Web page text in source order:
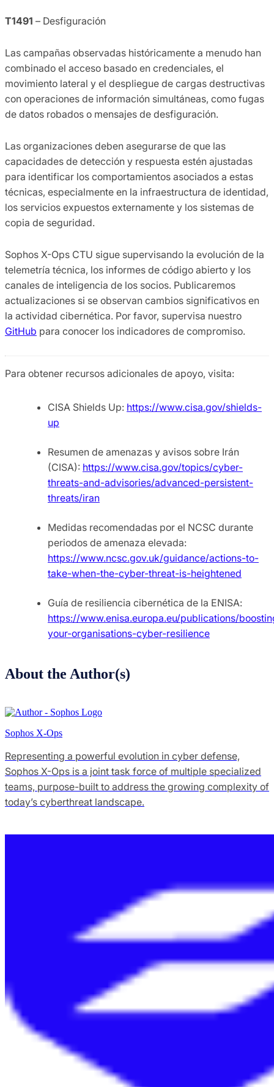
T1491 – Desfiguración
Las campañas observadas históricamente a menudo han
combinado el acceso basado en credenciales, el
movimiento lateral y el despliegue de cargas destructivas
con operaciones de información simultáneas, como fugas
de datos robados o mensajes de desfiguración.
Las organizaciones deben asegurarse de que las
capacidades de detección y respuesta estén ajustadas
para identificar los comportamientos asociados a estas
técnicas, especialmente en la infraestructura de identidad,
los servicios expuestos externamente y los sistemas de
copia de seguridad.
Sophos X-Ops CTU sigue supervisando la evolución de la
telemetría técnica, los informes de código abierto y los
canales de inteligencia de los socios. Publicaremos
actualizaciones si se observan cambios significativos en
la actividad cibernética. Por favor, supervisa nuestro
GitHub para conocer los indicadores de compromiso.
Para obtener recursos adicionales de apoyo, visita:
CISA Shields Up: https://www.cisa.gov/shields-
up
Resumen de amenazas y avisos sobre Irán
(CISA): https://www.cisa.gov/topics/cyber-
threats-and-advisories/advanced-persistent-
threats/iran
Medidas recomendadas por el NCSC durante
periodos de amenaza elevada:
https://www.ncsc.gov.uk/guidance/actions-to-
take-when-the-cyber-threat-is-heightened
Guía de resiliencia cibernética de la ENISA:
https://www.enisa.europa.eu/publications/
your-organisations-cyber-resilience
About the Author(s)
Sophos X-Ops
Representing a powerful evolution in cyber defense,
Sophos X-Ops is a joint task force of multiple specialized
teams, purpose-built to address the growing complexity of
today’s cyberthreat landscape.